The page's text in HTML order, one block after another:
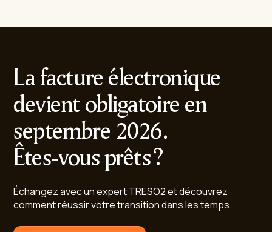
La facture électronique
devient obligatoire en
septembre 2026.
Êtes-vous prêts ?
Échangez avec un expert TRESO2 et découvrez
comment réussir votre transition dans les temps.